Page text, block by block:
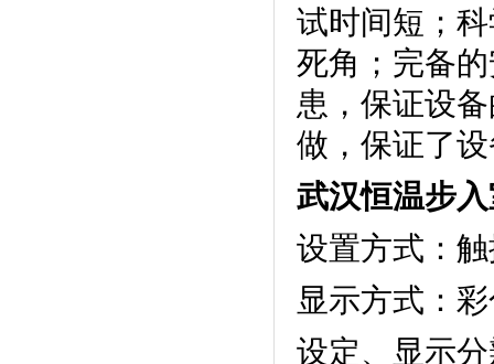
试时间短
死角；完
患，保证
做，保证了设
武汉恒温步
设置方式：触
显示方式
设定、显示